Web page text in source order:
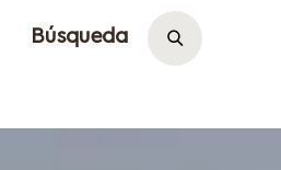
Búsqueda